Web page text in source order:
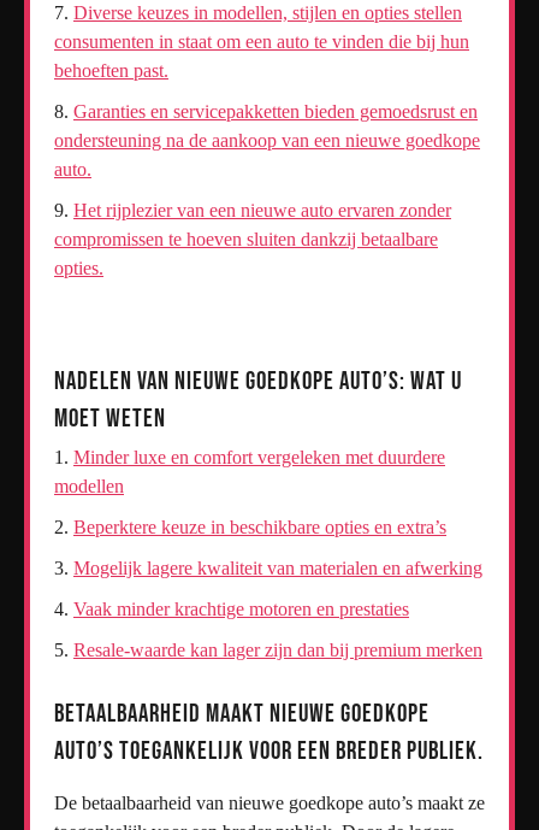
Diverse keuzes in modellen, stijlen en opties stellen
consumenten in staat om een auto te vinden die bij hun
behoeften past.
Garanties en servicepakketten bieden gemoedsrust en
ondersteuning na de aankoop van een nieuwe goedkope
auto.
Het rijplezier van een nieuwe auto ervaren zonder
compromissen te hoeven sluiten dankzij betaalbare
opties.
Nadelen van Nieuwe Goedkope Auto’s: Wat U
Moet Weten
Minder luxe en comfort vergeleken met duurdere
modellen
Beperktere keuze in beschikbare opties en extra’s
Mogelijk lagere kwaliteit van materialen en afwerking
Vaak minder krachtige motoren en prestaties
Resale-waarde kan lager zijn dan bij premium merken
Betaalbaarheid maakt nieuwe goedkope
auto’s toegankelijk voor een breder publiek.
De betaalbaarheid van nieuwe goedkope auto’s maakt ze